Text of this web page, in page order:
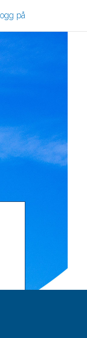
Logg på